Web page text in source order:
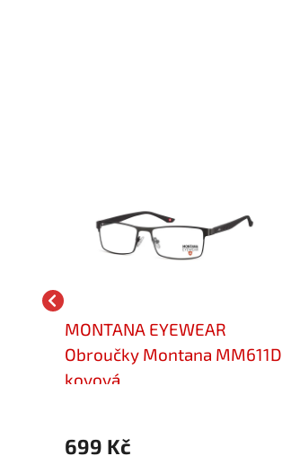
MONTANA EYEWEAR
Obroučky Montana MM611D
kovová
699 Kč